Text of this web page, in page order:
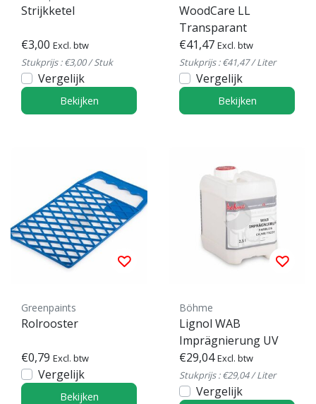
Strijkketel
€3,00 Excl. btw
Stukprijs : €3,00 / Stuk
Vergelijk
Bekijken
WoodCare LL
Transparant
€41,47 Excl. btw
Stukprijs : €41,47 / Liter
Vergelijk
Bekijken
Greenpaints
Rolrooster
€0,79 Excl. btw
Vergelijk
Bekijken
Böhme
Lignol WAB
Imprägnierung UV
€29,04 Excl. btw
Stukprijs : €29,04 / Liter
Vergelijk